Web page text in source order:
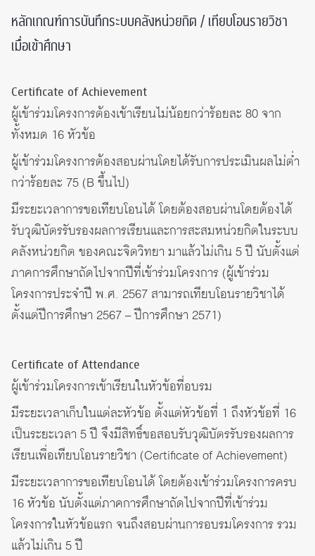
หลักเกณฑ์การบันทึกระบบคลังหน่วยกิต / เทียบโอนรายวิชา
เมื่อเข้าศึกษา
Certificate of Achievement
ผู้เข้าร่วมโครงการต้องเข้าเรียนไม่น้อยกว่าร้อยละ 80 จาก
ทั้งหมด 16 หัวข้อ
ผู้เข้าร่วมโครงการต้องสอบผ่านโดยได้รับการประเมินผลไม่ต่ำ
กว่าร้อยละ 75 (B ขึ้นไป)
มีระยะเวลาการขอเทียบโอนได้ โดยต้องสอบผ่านโดยต้องได้
รับวุฒิบัตรรับรองผลการเรียนและการสะสมหน่วยกิตในระบบ
คลังหน่วยกิต ของคณะจิตวิทยา มาแล้วไม่เกิน 5 ปี นับตั้งแต่
ภาคการศึกษาถัดไปจากปีที่เข้าร่วมโครงการ (ผู้เข้าร่วม
โครงการประจำปี พ.ศ. 2567 สามารถเทียบโอนรายวิชาได้
ตั้งแต่ปีการศึกษา 2567 – ปีการศึกษา 2571)
Certificate of Attendance
ผู้เข้าร่วมโครงการเข้าเรียนในหัวข้อที่อบรม
มีระยะเวลาเก็บในแต่ละหัวข้อ ตั้งแต่หัวข้อที่ 1 ถึงหัวข้อที่ 16
เป็นระยะเวลา 5 ปี จึงมีสิทธิ์ขอสอบรับวุฒิบัตรรับรองผลการ
เรียนเพื่อเทียบโอนรายวิชา (Certificate of Achievement)
มีระยะเวลาการขอเทียบโอนได้ โดยต้องเข้าร่วมโครงการครบ
16 หัวข้อ นับตั้งแต่ภาคการศึกษาถัดไปจากปีที่เข้าร่วม
โครงการในหัวข้อแรก จนถึงสอบผ่านการอบรมโครงการ รวม
แล้วไม่เกิน 5 ปี